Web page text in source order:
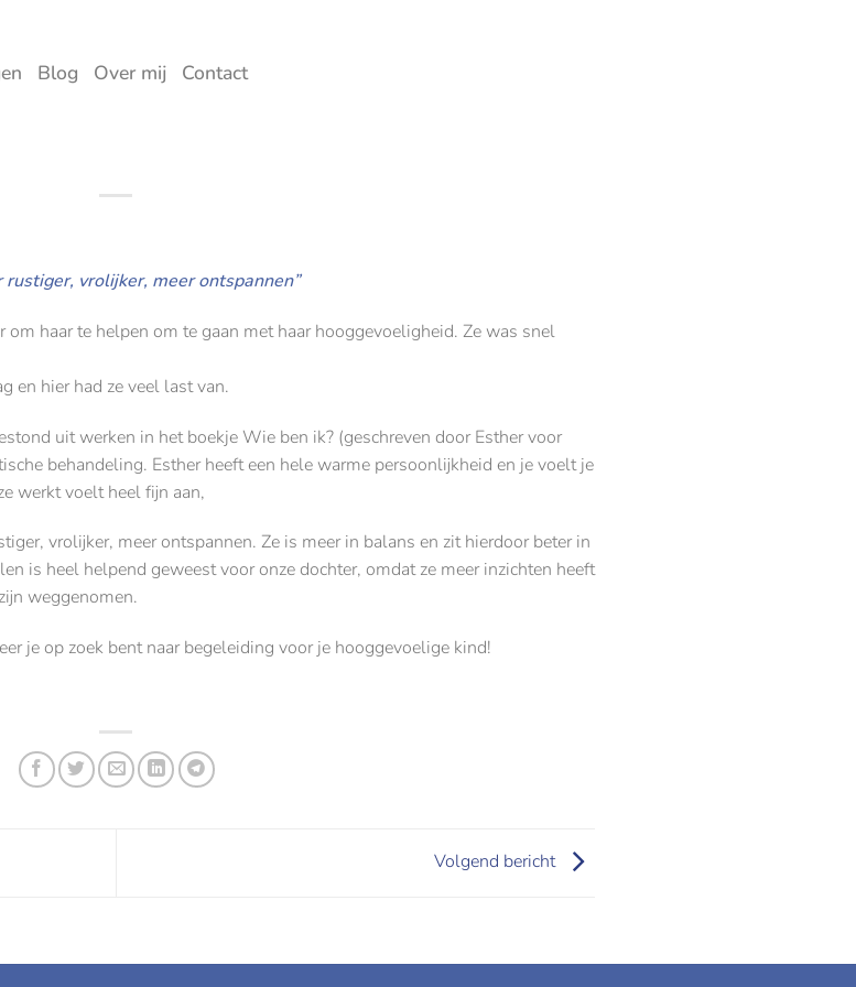
Blog Over mij Contact
vrolijker, meer ontspannen”
om haar te helpen om te gaan met haar hooggevoeligheid. Ze was snel
en hier had ze veel last van.
uit werken in het boekje Wie ben ik? (geschreven door Esther voor
behandeling. Esther heeft een hele warme persoonlijkheid en je voelt je
werkt voelt heel fijn aan,
vrolijker, meer ontspannen. Ze is meer in balans en zit hierdoor beter in
is heel helpend geweest voor onze dochter, omdat ze meer inzichten heeft
weggenomen.
je op zoek bent naar begeleiding voor je hooggevoelige kind!
Volgend bericht